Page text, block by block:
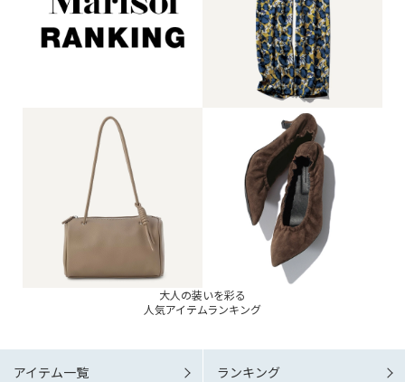
大人の装いを彩る
人気アイテムランキング
アイテム一覧 ランキング